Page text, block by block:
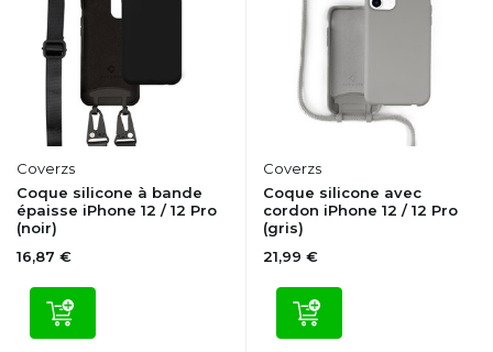
Coverzs
Coque silicone à bande
épaisse iPhone 12 / 12 Pro
(noir)
16,87 €
Coverzs
Coque silicone avec
cordon iPhone 12 / 12 Pro
(gris)
21,99 €